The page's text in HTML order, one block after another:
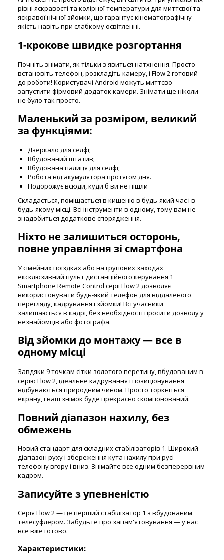
рівні яскравості та колірної температури для миттєвої та
яскравої нічної зйомки, що гарантує кінематографічну
якість навіть при слабкому освітленні.
1-крокове швидке розгортання
Почніть знімати, як тільки з'явиться натхнення. Просто
встановіть телефон, розкладіть камеру, і Flow 2 готовий
до роботи! Користувачі Android можуть миттєво
запустити фірмовий додаток камери. Знімати ще ніколи
не було так просто.
Маленький за розміром, великий
за функціями:
Дзеркало для селфі;
Вбудований штатив;
Вбудована палиця для селфі;
Робота від акумулятора протягом дня.
Подорожує всюди, куди б ви не пішли
Складається, поміщається в кишеню в будь-який час і в
будь-якому місці. Всі інструменти в одному, тому вам не
знадобиться додаткове спорядження.
Ніхто не залишиться осторонь,
повне управління зі смартфона
У сімейних поїздках або на групових заходах
ексклюзивний пульт дистанційного керування 1
Smartphone Remote Control серії Flow 2 дозволяє
використовувати будь-який телефон для віддаленого
перегляду, кадрування і зйомки! Всі учасники
залишаються в кадрі, без необхідності просити дозволу у
незнайомців або фотографа.
Від зйомки до монтажу — все в
одному місці
Завдяки 9 точкам сітки золотого перетину, вбудованим в
серію Flow 2, ідеальне кадрування і позиціонування
відбуваються природним чином. Просто торкніться
екрану, і ваш знімок буде прекрасно скомпонований.
Повний діапазон нахилу, без
обмежень
Новий стандарт для складних стабілізаторів 1. Широкий
діапазон руху і збереження кута нахилу при русі
телефону вгору і вниз. Знімайте все одним безперервним
кадром.
Записуйте з упевненістю
Серія Flow 2 — це перший стабілізатор 1 з вбудованим
телесуфлером. Забудьте про запам'ятовування — у нас
все вже готово.
Характеристики: